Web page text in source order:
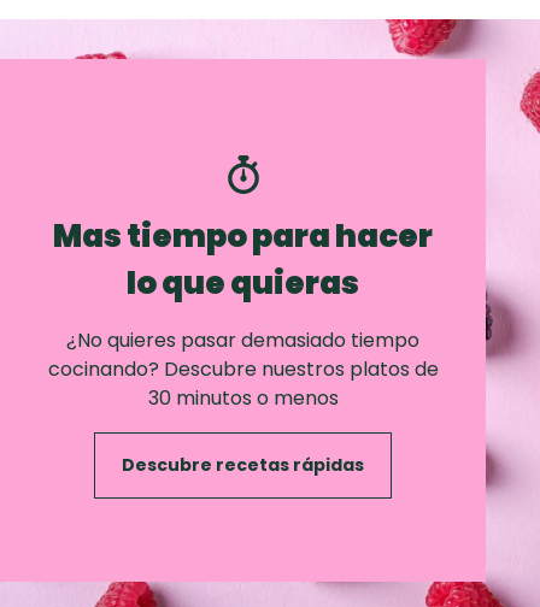
Mas tiempo para hacer
lo que quieras
¿No quieres pasar demasiado tiempo
cocinando? Descubre nuestros platos de
30 minutos o menos
Descubre recetas rápidas